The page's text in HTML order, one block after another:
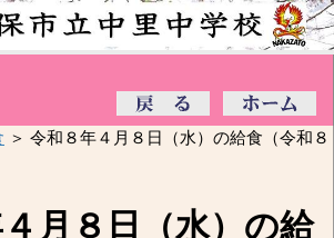
＞ 令和８年４月８日（水）の給食（令和８
月８日（水）の給